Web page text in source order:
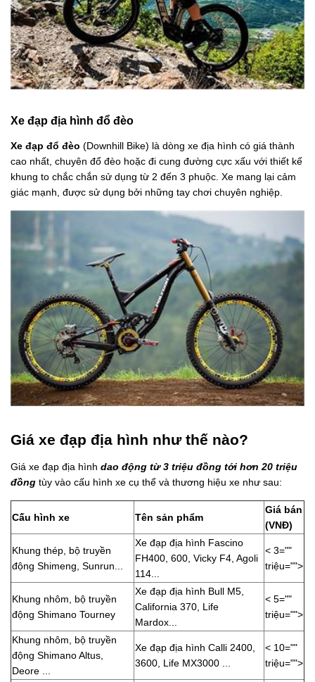
Xe đạp địa hình đổ đèo
Xe đạp đổ đèo (Downhill Bike) là dòng xe địa hình có giá thành
cao nhất, chuyên đổ đèo hoặc đi cung đường cực xấu với thiết kế
khung to chắc chắn sử dụng từ 2 đến 3 phuộc. Xe mang lại cảm
giác mạnh, được sử dụng bởi những tay chơi chuyên nghiệp.
Giá xe đạp địa hình như thế nào?
Giá xe đạp địa hình dao động từ 3 triệu đồng tới hơn 20 triệu
đồng tùy vào cấu hình xe cụ thể và thương hiệu xe như sau:
Cấu hình xe Tên sản phẩm
Giá bán
(VNĐ)
Khung thép, bộ truyền
động Shimeng, Sunrun...
Xe đạp địa hình Fascino
FH400, 600, Vicky F4, Agoli
114...
< 3=""
triệu="">
Khung nhôm, bộ truyền
động Shimano Tourney
Xe đạp địa hình Bull M5,
California 370, Life
Mardox...
< 5=""
triệu="">
Khung nhôm, bộ truyền
động Shimano Altus,
Deore ...
Xe đạp địa hình Calli 2400,
3600, Life MX3000 ...
< 10=""
triệu="">